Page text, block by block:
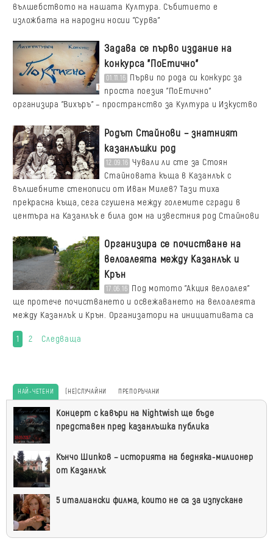
вълшебството на нашата Култура. Събитието е
изложбата на народни носии "Сурва"
Задава се първо издание на
конкурса "ПоЕтично"
01.11.16 Първи по рода си конкурс за
проста поезия "ПоЕтично"
организира "Вихъръ" – пространство за Култура и Изкуство
Родът Стайнови – знатният
казанлъшки род
12.09.16 Чували ли сте за Стоян
Стайновата къща в Казанлък с
вълшебните стенописи от Иван Милев? Тази тиха
прекрасна къща, сега сгушена между големите сгради в
центъра на Казанлък е била дом на известния род Стайнови
Oрганизира се почистване на
велоалеята между Казанлък и
Крън
17.06.16 Под мотото "Акция велоалея"
ще протече почистването и освежаването на велоалеята
между Казанлък и Крън. Организатори на инициативата са
1 2 Следваща
НАЙ-ЧЕТЕНИ (НЕ)СЛУЧАЙНИ ПРЕПОРЪЧАНИ
Най-
четени
Концерт с кавъри на Nightwish ще бъде
представен пред казанлъшка публика
Кънчо Шипков – историята на бедняка-милионер
от Казанлък
5 италиански филма, които не са за изпускане